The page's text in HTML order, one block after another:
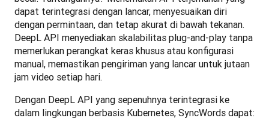
dapat terintegrasi dengan lancar, menyesuaikan diri
dengan permintaan, dan tetap akurat di bawah tekanan.
DeepL API menyediakan skalabilitas plug-and-play tanpa
memerlukan perangkat keras khusus atau konfigurasi
manual, memastikan pengiriman yang lancar untuk jutaan
jam video setiap hari.
Dengan DeepL API yang sepenuhnya terintegrasi ke
dalam lingkungan berbasis Kubernetes, SyncWords dapat: